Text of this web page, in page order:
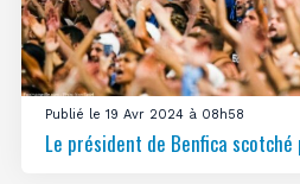
Publié le 19 Avr 2024 à 08h58
Le président de Benfica scotché